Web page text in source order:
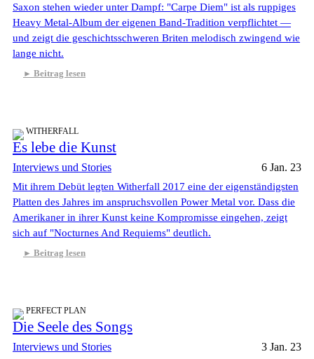
Saxon stehen wieder unter Dampf: "Carpe Diem" ist als ruppiges
Heavy Metal-Album der eigenen Band-Tradition verpflichtet —
und zeigt die geschichtsschweren Briten melodisch zwingend wie
lange nicht.
Beitrag lesen
WITHERFALL
Es lebe die Kunst
Interviews und Stories 6 Jan. 23
Mit ihrem Debüt legten Witherfall 2017 eine der eigenständigsten
Platten des Jahres im anspruchsvollen Power Metal vor. Dass die
Amerikaner in ihrer Kunst keine Kompromisse eingehen, zeigt
sich auf "Nocturnes And Requiems" deutlich.
Beitrag lesen
PERFECT PLAN
Die Seele des Songs
Interviews und Stories 3 Jan. 23